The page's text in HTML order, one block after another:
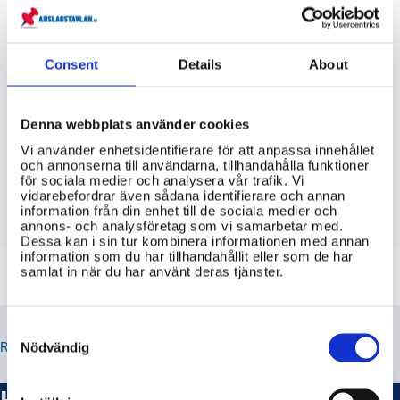
Consent Details About
Denna webbplats använder cookies
Vi använder enhetsidentifierare för att anpassa innehållet
och annonserna till användarna, tillhandahålla funktioner
för sociala medier och analysera vår trafik. Vi
vidarebefordrar även sådana identifierare och annan
information från din enhet till de sociala medier och
annons- och analysföretag som vi samarbetar med.
Dessa kan i sin tur kombinera informationen med annan
information som du har tillhandahållit eller som de har
samlat in när du har använt deras tjänster.
Selection
Nödvändig
Vilka faktorer bör man ta hänsyn till
när man väljer mellan ett elavtal med
Hur kan jag som konsument få hjälp
mig bäst?
Vilka fördelar och nackdelar finns det
med ett elavtal med fast respektive
rörligt pris?
RELATERADE TIPS